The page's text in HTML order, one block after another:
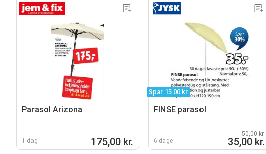
Parasol Arizona
1 dag 175,00 kr.
Spar 15.00 kr.
FINSE parasol
6 dage
50,00 kr.
35,00 kr.